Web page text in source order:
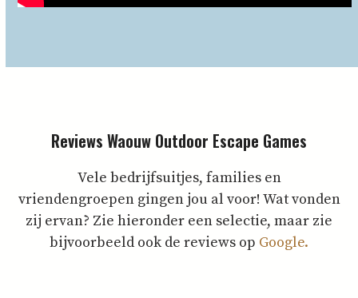
Reviews Waouw Outdoor Escape Games
Vele bedrijfsuitjes, families en
vriendengroepen gingen jou al voor! Wat vonden
zij ervan? Zie hieronder een selectie, maar zie
bijvoorbeeld ook de reviews op Google.